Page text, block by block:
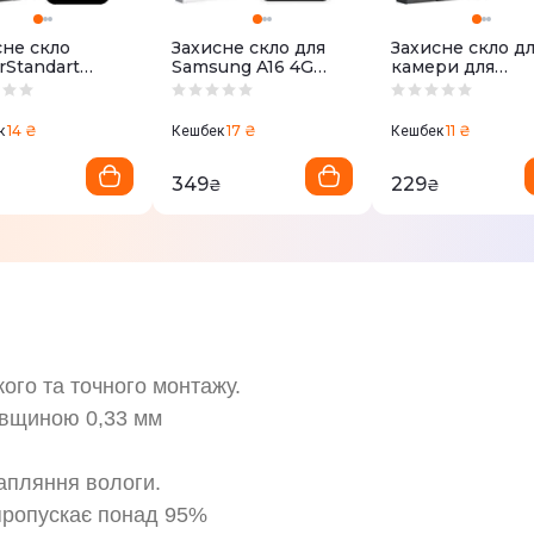
скло
Black Icon
14 ₴
Захисне скло для
Samsung A16 4G
ArmorStandart Icon
Кешбек17 ₴
349₴
Захисне скло
камери для
Samsung S25
Supreme Black
Black Clear
Кешбек11 ₴
229₴
та точного монтажу.
0,33 мм
вологи.
понад 95%